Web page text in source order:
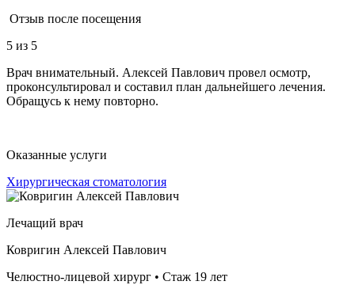
Отзыв после посещения
5 из 5
Врач внимательный. Алексей Павлович провел осмотр,
проконсультировал и составил план дальнейшего лечения.
Обращусь к нему повторно.
Оказанные услуги
Хирургическая стоматология
Лечащий врач
Ковригин Алексей Павлович
Челюстно-лицевой хирург • Стаж 19 лет